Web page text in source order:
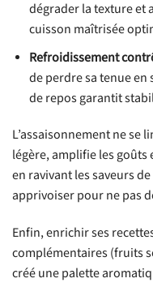
dégrader la texture et
cuisson maîtrisée
Refroidissement
de perdre sa tenue en
de repos garantit
L’assaisonnement ne se
légère, amplifie les goûts
en ravivant les saveurs
apprivoiser pour ne pas
Enfin, enrichir ses
complémentaires (fruits
créé une palette